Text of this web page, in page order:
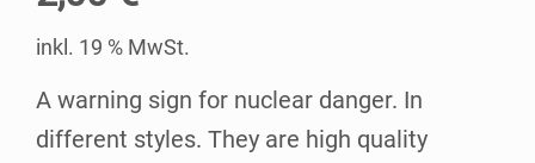
inkl. 19 % MwSt.
A warning sign for nuclear danger. In
different styles. They are high quality